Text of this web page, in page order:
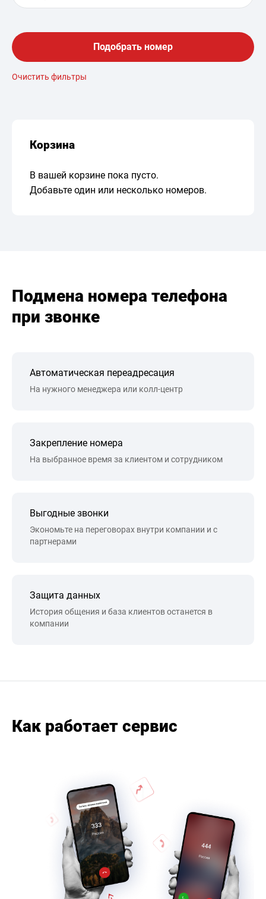
Подобрать номер
Очистить фильтры
Корзина
В вашей корзине пока пусто.
Добавьте один или несколько номеров.
Подмена номера телефона
при звонке
Автоматическая переадресация
На нужного менеджера или колл-центр
Закрепление номера
На выбранное время за клиентом и сотрудником
Выгодные звонки
Экономьте на переговорах внутри компании и с
партнерами
Защита данных
История общения и база клиентов останется в
компании
Как работает сервис